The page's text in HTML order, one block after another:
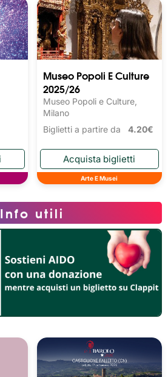
Museo Popoli E Culture
2025/26
Museo Popoli e Culture,
Milano
Biglietti a partire da 4.20€
Arte E Musei
Info utili